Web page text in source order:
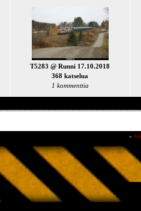
T5283 @ Runni 17.10.2018
368 katselua
1 kommenttia
»